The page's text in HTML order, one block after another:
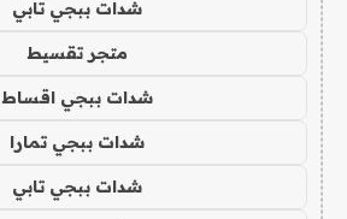
شدات ببجي تابي
متجر تقسيط
شدات ببجي اقساط
شدات ببجي تمارا
شدات ببجي تابي